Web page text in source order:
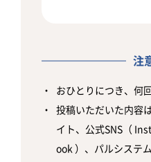
注
おひとりにつき、何
投稿いただいた内容
イト、公式SNS（
ook ）、パルシステ